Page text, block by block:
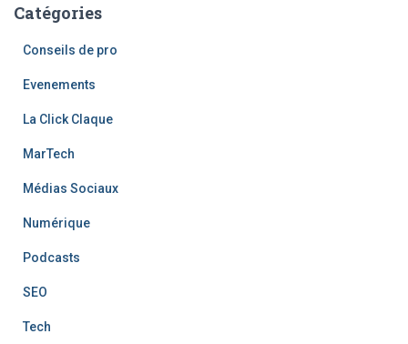
Catégories
Conseils de pro
Evenements
La Click Claque
MarTech
Médias Sociaux
Numérique
Podcasts
SEO
Tech